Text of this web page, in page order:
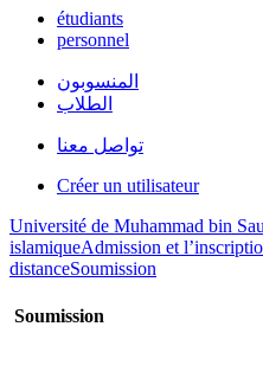
étudiants
personnel
المنسوبون
الطلاب
تواصل معنا
Créer un utilisateur
Université de Muhammad bin
islamiqueAdmission et
distanceSoumission
Soumission